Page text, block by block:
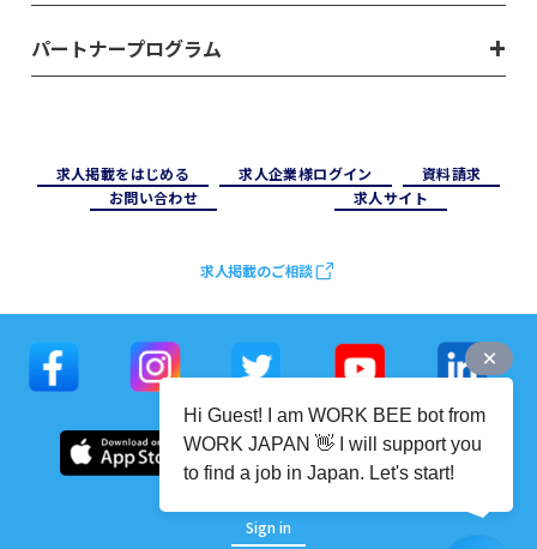
パートナープログラム
求⼈掲載をはじめる 求⼈企業様ログイン
資料請求
お問い合わせ
求⼈サイト
求人掲載のご相談
Sign in
Hi Guest! I am WORK BEE bot from
WORK JAPAN 👋 I will support you
to find a job in Japan. Let's start!